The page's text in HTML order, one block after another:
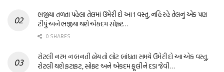
ભજીયા તળતા પહેલા તેલમાં ઉમેરી દો આ 1 વસ્તુ, નહિ રહે તેલનું એક પણ
ટીપું અને ભજીયા થશે એકદમ સોફ્ટ…
0 SHARES
રોટલી નરમ ન બનતી હોય તો લોટ બાંધતા સમયે ઉમેરી દો આ એક વસ્તુ,
રોટલી થશે ફટાફટ, સોફ્ટ અને એકદમ ફૂલીને દડા જેવી…